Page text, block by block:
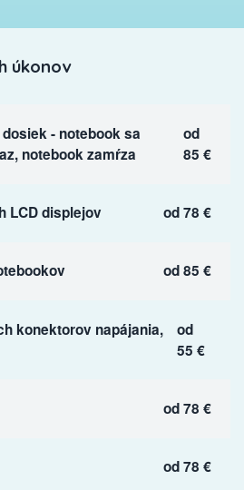
úkonov
- notebook sa
notebook zamŕza
od
85 €
LCD displejov od 78 €
od 85 €
konektorov napájania,
od
55 €
od 78 €
od 78 €